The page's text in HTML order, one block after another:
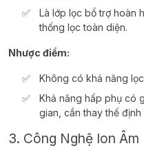
Là lớp lọc bổ trợ hoàn
thống lọc toàn diện.
Nhược điểm:
Không có khả năng
Khả năng hấp phụ có
gian, cần thay thế
3. Công Nghệ Ion Âm